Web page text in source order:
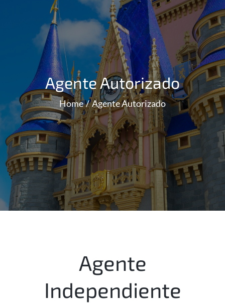
Agente Autorizado
Home Agente Autorizado
Agente
Independiente